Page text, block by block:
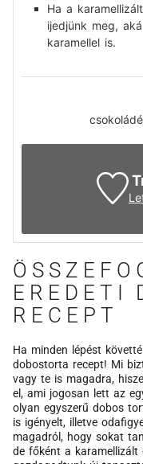
Ha a
ijedjünk meg,
karamellel is.
EREDETI
RECEPT
Ha minden lépést
dobostorta recept! Mi
vagy te is magadra,
el, ami jogosan lett az
olyan egyszerű dobos
is igényelt, illetve
magadról, hogy sokat
de főként a